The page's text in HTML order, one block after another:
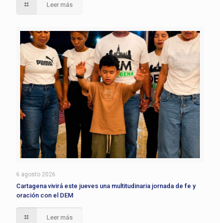
Leer más
6 agosto 2026
Cartagena vivirá este jueves una multitudinaria jornada de fe y
oración con el DEM
Leer más